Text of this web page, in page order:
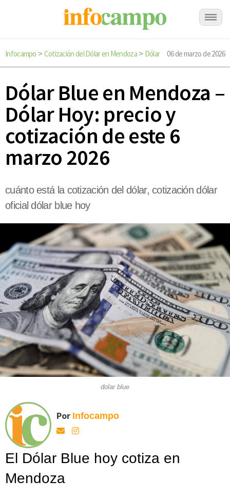
Infocampo > Cotización del Dólar en Mendoza> Dólar 06 de marzo de 2026
Dólar Blue en Mendoza –
Dólar Hoy: precio y
cotización de este 6
marzo 2026
cuánto está la cotización del dólar, cotización dólar
oficial dólar blue hoy
dolar blue
Por Infocampo
El Dólar Blue hoy cotiza en
Mendoza